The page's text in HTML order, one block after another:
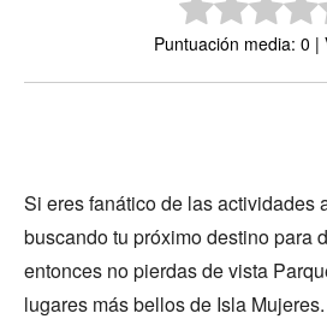
Puntuación media: 0 |
Si eres fanático de las actividades
buscando tu próximo destino para
entonces no pierdas de vista
lugares más bellos de Isla Mujeres.